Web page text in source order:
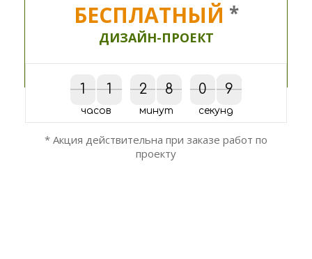
БЕСПЛАТНЫЙ *
ДИЗАЙН-ПРОЕКТ
1
1 1
1
часов
2
2 8
8
минут
1
0
0
1 9
8
8
9
секунд
* Акция действительна при заказе работ по
проекту